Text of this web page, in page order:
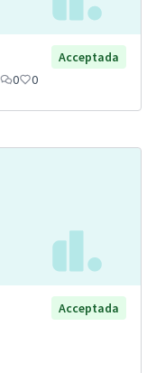
Acceptada
0 0
Acceptada